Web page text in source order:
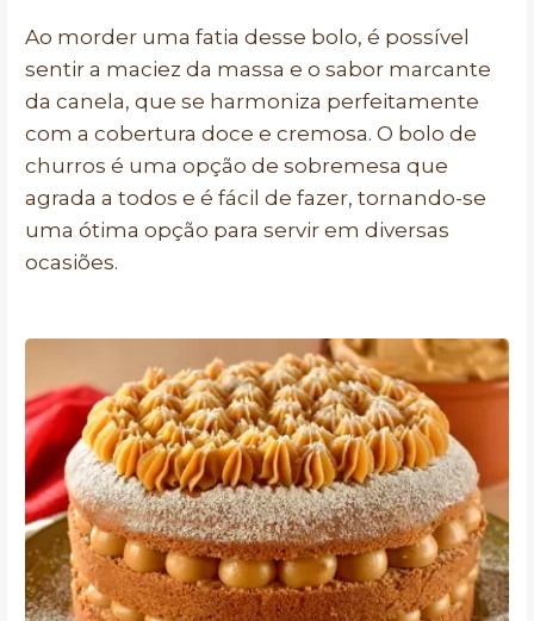
Ao morder uma fatia desse bolo, é possível
sentir a maciez da massa e o sabor marcante
da canela, que se harmoniza perfeitamente
com a cobertura doce e cremosa. O bolo de
churros é uma opção de sobremesa que
agrada a todos e é fácil de fazer, tornando-se
uma ótima opção para servir em diversas
ocasiões.